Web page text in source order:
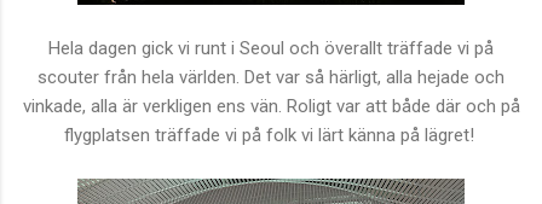
Hela dagen gick vi runt i Seoul och överallt träffade vi på
scouter från hela världen. Det var så härligt, alla hejade och
vinkade, alla är verkligen ens vän. Roligt var att både där och på
flygplatsen träffade vi på folk vi lärt känna på lägret!